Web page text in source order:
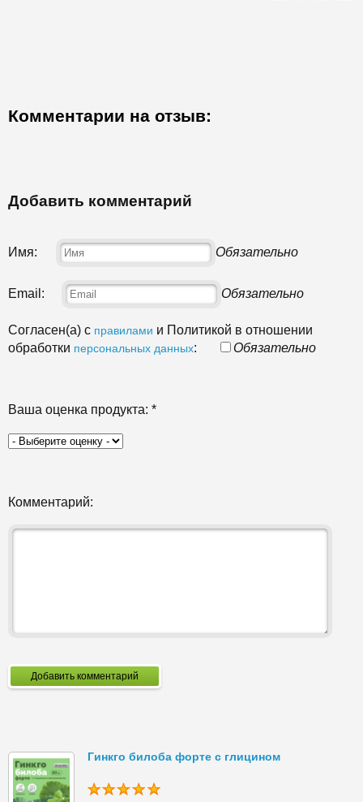
Комментарии на отзыв:
Добавить комментарий
Имя: Обязательно
Email: Обязательно
Согласен(а) с правилами и Политикой в отношении
обработки персональных данных: Обязательно
Ваша оценка продукта: *
Комментарий:
Добавить комментарий
Гинкго билоба форте с глицином